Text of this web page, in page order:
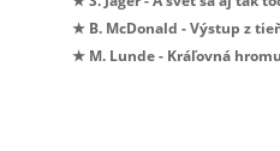
★ B. McDonald - Výstup z
★ M. Lunde - Kráľovná hromu